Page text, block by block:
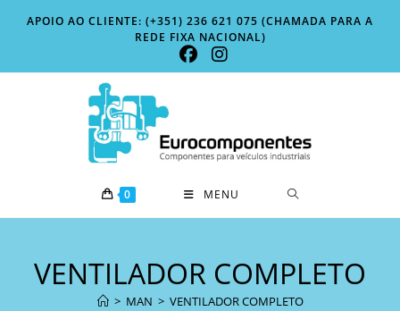
APOIO AO CLIENTE: (+351) 236 621 075 (CHAMADA PARA A
REDE FIXA NACIONAL)
0 MENU
VENTILADOR COMPLETO
> MAN > VENTILADOR COMPLETO